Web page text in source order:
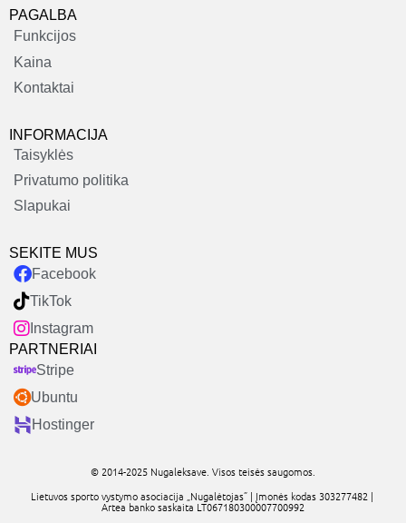
PAGALBA
Funkcijos
Kaina
Kontaktai
INFORMACIJA
Taisyklės
Privatumo politika
Slapukai
SEKITE MUS
Facebook
TikTok
Instagram
PARTNERIAI
Stripe
Ubuntu
Hostinger
© 2014-2025 Nugaleksave. Visos teisės saugomos.
Lietuvos sporto vystymo asociacija „Nugalėtojas” | Įmonės kodas 303277482 |
Artea banko saskaita LT067180300007700992